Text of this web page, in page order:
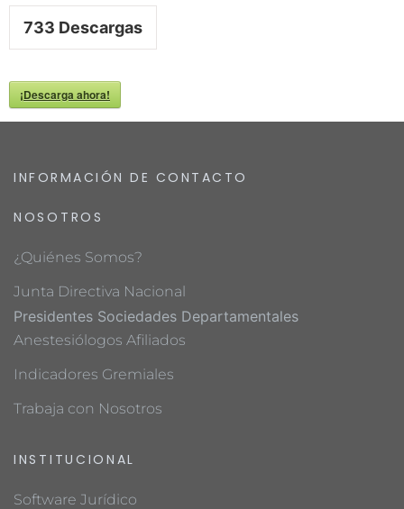
733 Descargas
¡Descarga ahora!
INFORMACIÓN DE CONTACTO
NOSOTROS
¿Quiénes Somos?
Junta Directiva Nacional
Presidentes Sociedades Departamentales
Anestesiólogos Afiliados
Indicadores Gremiales
Trabaja con Nosotros
INSTITUCIONAL
Software Jurídico